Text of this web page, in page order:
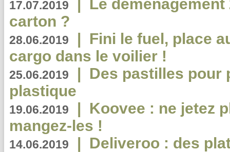
17.07.2019 | Le
carton ?
28.06.2019 | Fini le fuel, place
cargo dans le voilier !
25.06.2019 | Des pastilles pour
plastique
19.06.2019 | Koovee : ne jetez
mangez-les !
14.06.2019 | Deliveroo : des